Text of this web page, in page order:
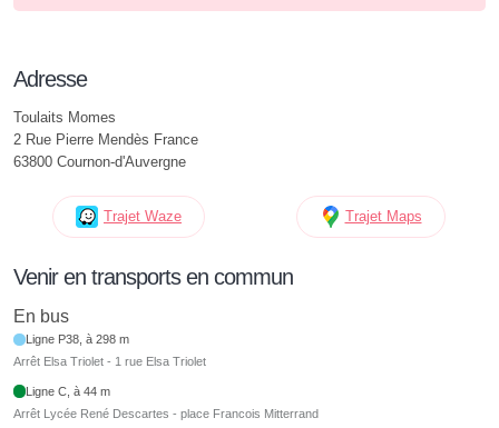
Adresse
Toulaits Momes
2 Rue Pierre Mendès France
63800 Cournon-d'Auvergne
Trajet Waze Trajet Maps
Venir en transports en commun
En bus
Ligne P38, à 298 m
Arrêt Elsa Triolet - 1 rue Elsa Triolet
Ligne C, à 44 m
Arrêt Lycée René Descartes - place Francois Mitterrand